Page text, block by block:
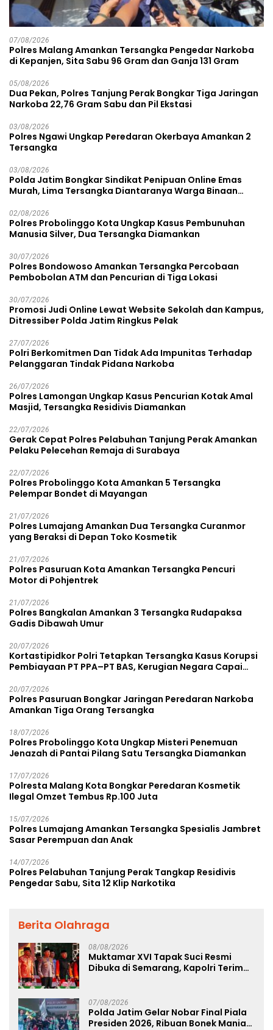
07/08/2026
Polres Malang Amankan Tersangka Pengedar Narkoba
di Kepanjen, Sita Sabu 96 Gram dan Ganja 131 Gram
05/08/2026
Dua Pekan, Polres Tanjung Perak Bongkar Tiga Jaringan
Narkoba 22,76 Gram Sabu dan Pil Ekstasi
03/08/2026
Polres Ngawi Ungkap Peredaran Okerbaya Amankan 2
Tersangka
03/08/2026
Polda Jatim Bongkar Sindikat Penipuan Online Emas
Murah, Lima Tersangka Diantaranya Warga Binaan
02/08/2026
Polres Probolinggo Kota Ungkap Kasus Pembunuhan
Manusia Silver, Dua Tersangka Diamankan
30/07/2026
Polres Bondowoso Amankan Tersangka Percobaan
Pembobolan ATM dan Pencurian di Tiga Lokasi
30/07/2026
Promosi Judi Online Lewat Website Sekolah dan Kampus,
Ditressiber Polda Jatim Ringkus Pelak
27/07/2026
Polri Berkomitmen Dan Tidak Ada Impunitas Terhadap
Pelanggaran Tindak Pidana Narkoba
26/07/2026
Polres Lamongan Ungkap Kasus Pencurian Kotak Amal
Masjid, Tersangka Residivis Diamankan
22/07/2026
Gerak Cepat Polres Pelabuhan Tanjung Perak Amankan
Pelaku Pelecehan Remaja di Surabaya
22/07/2026
Polres Probolinggo Kota Amankan 5 Tersangka
Pelempar Bondet di Mayangan
21/07/2026
Polres Lumajang Amankan Dua Tersangka Curanmor
yang Beraksi di Depan Toko Kosmetik
21/07/2026
Polres Pasuruan Kota Amankan Tersangka Pencuri
Motor di Pohjentrek
21/07/2026
Polres Bangkalan Amankan 3 Tersangka Rudapaksa
Gadis Dibawah Umur
20/07/2026
Kortastipidkor Polri Tetapkan Tersangka Kasus Korupsi
Pembiayaan PT PPA–PT BAS, Kerugian Negara Capai
20/07/2026
Polres Pasuruan Bongkar Jaringan Peredaran Narkoba
Amankan Tiga Orang Tersangka
18/07/2026
Polres Probolinggo Kota Ungkap Misteri Penemuan
Jenazah di Pantai Pilang Satu Tersangka Diamankan
17/07/2026
Polresta Malang Kota Bongkar Peredaran Kosmetik
Ilegal Omzet Tembus Rp.100 Juta
15/07/2026
Polres Lumajang Amankan Tersangka Spesialis Jambret
Sasar Perempuan dan Anak
14/07/2026
Polres Pelabuhan Tanjung Perak Tangkap Residivis
Pengedar Sabu, Sita 12 Klip Narkotika
Berita Olahraga
08/08/2026
Muktamar XVI Tapak Suci Resmi
Dibuka di Semarang, Kapolri Terima
07/08/2026
Polda Jatim Gelar Nobar Final Piala
Presiden 2026, Ribuan Bonek Mania